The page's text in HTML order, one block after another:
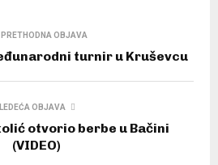
PRETHODNA OBJAVA
turnir u Kruševcu
OBJAVA
otvorio berbe u Bačini
(VIDEO)